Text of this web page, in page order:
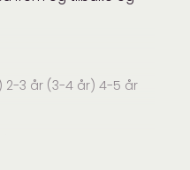
2-3 år (3-4 år) 4-5 år